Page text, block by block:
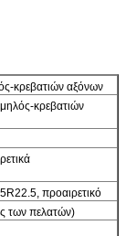
κρεβατιών αξόνων
κρεβατιών
προαιρετικό
των πελατών)